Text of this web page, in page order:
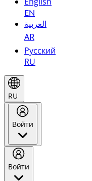
EN
العربية
AR
Русский
RU
RU
Войти
Войти